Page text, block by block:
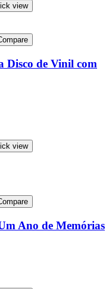
view
Disco de Vinil com
view
Ano de Memórias